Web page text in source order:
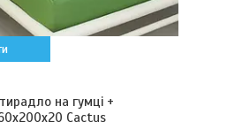
на гумці +
Cactus